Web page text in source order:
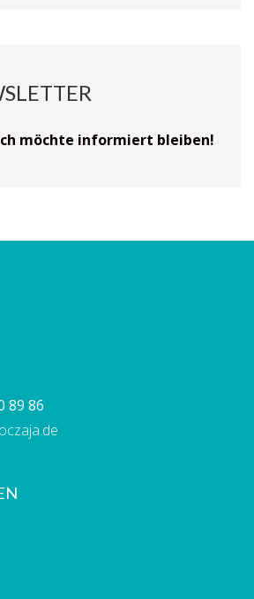
möchte informiert bleiben!
89 86